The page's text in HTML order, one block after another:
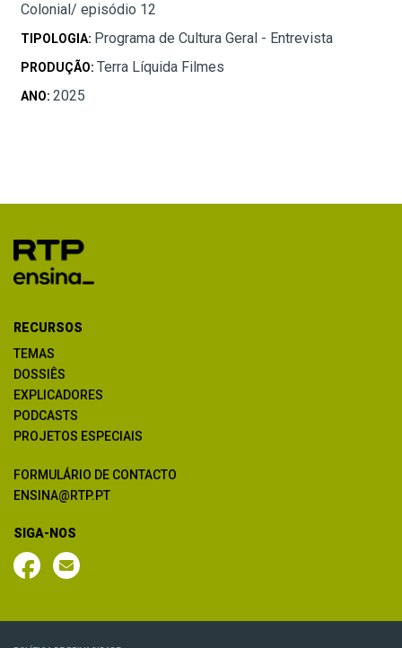
Colonial/ episódio 12
TIPOLOGIA: Programa de Cultura Geral - Entrevista
PRODUÇÃO: Terra Líquida Filmes
ANO: 2025
RECURSOS
TEMAS
DOSSIÊS
EXPLICADORES
PODCASTS
PROJETOS ESPECIAIS
FORMULÁRIO DE CONTACTO
ENSINA@RTP.PT
SIGA-NOS